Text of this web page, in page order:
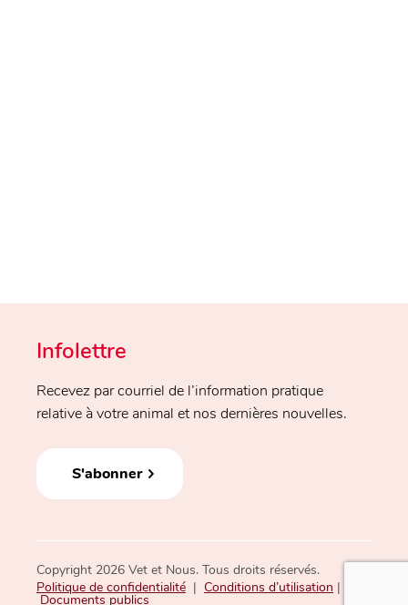
Infolettre
Recevez par courriel de l’information pratique
relative à votre animal et nos dernières nouvelles.
S'abonner
Copyright 2026 Vet et Nous. Tous droits réservés.
Politique de confidentialité | Conditions d’utilisation |
Documents publics